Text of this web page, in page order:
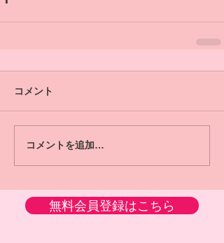
コメント
コメントを追加…
無料会員登録はこちら